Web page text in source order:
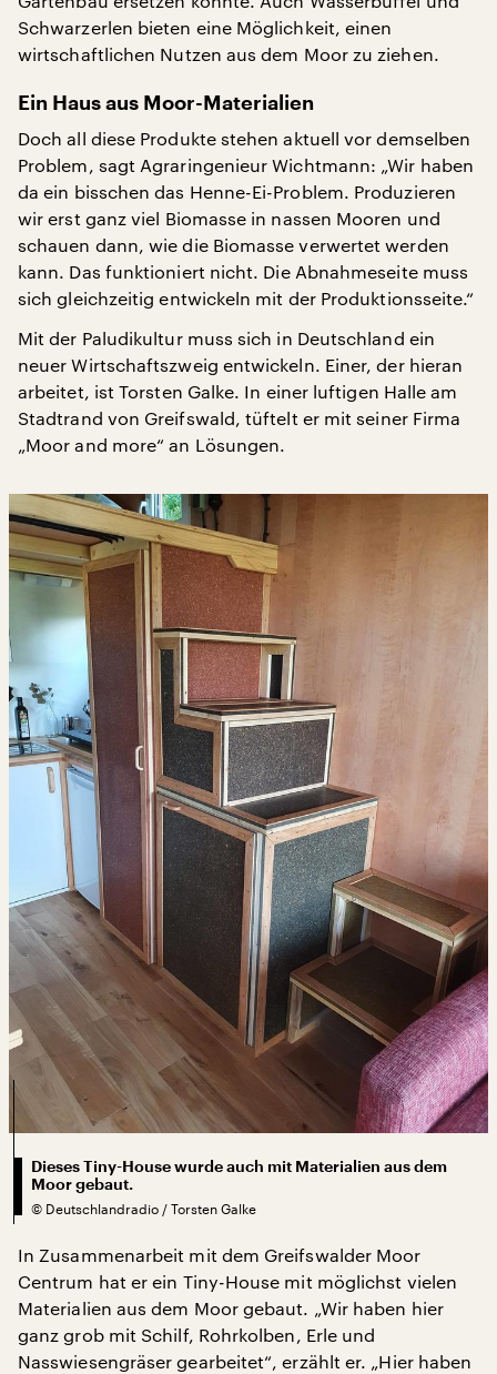
Schwarzerlen bieten eine Möglichkeit, einen
wirtschaftlichen Nutzen aus dem Moor zu ziehen.
Ein Haus aus Moor-Materialien
Doch all diese Produkte stehen aktuell vor demselben
Problem, sagt Agraringenieur Wichtmann: „Wir haben
da ein bisschen das Henne-Ei-Problem. Produzieren
wir erst ganz viel Biomasse in nassen Mooren und
schauen dann, wie die Biomasse verwertet werden
kann. Das funktioniert nicht. Die Abnahmeseite muss
sich gleichzeitig entwickeln mit der Produktionsseite.“
Mit der Paludikultur muss sich in Deutschland ein
neuer Wirtschaftszweig entwickeln. Einer, der hieran
arbeitet, ist Torsten Galke. In einer luftigen Halle am
Stadtrand von Greifswald, tüftelt er mit seiner Firma
„Moor and more“ an Lösungen.
Dieses Tiny-House wurde auch mit Materialien aus dem
Moor gebaut.
© Deutschlandradio / Torsten Galke
In Zusammenarbeit mit dem Greifswalder Moor
Centrum hat er ein Tiny-House mit möglichst vielen
Materialien aus dem Moor gebaut. „Wir haben hier
ganz grob mit Schilf, Rohrkolben, Erle und
Nasswiesengräser gearbeitet“, erzählt er. „Hier haben